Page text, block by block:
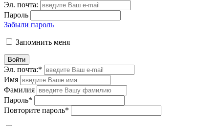
Эл. почта:
Пароль
Забыли пароль
Запомнить меня
Войти
Эл. почта:*
Имя
Фамилия
Пароль*
Повторите пароль*